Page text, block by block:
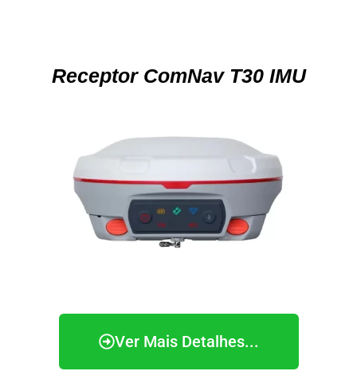
Receptor ComNav T30 IMU
Ver Mais Detalhes...